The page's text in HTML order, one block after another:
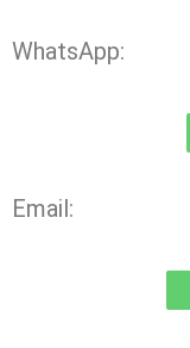
WhatsApp:
Email: